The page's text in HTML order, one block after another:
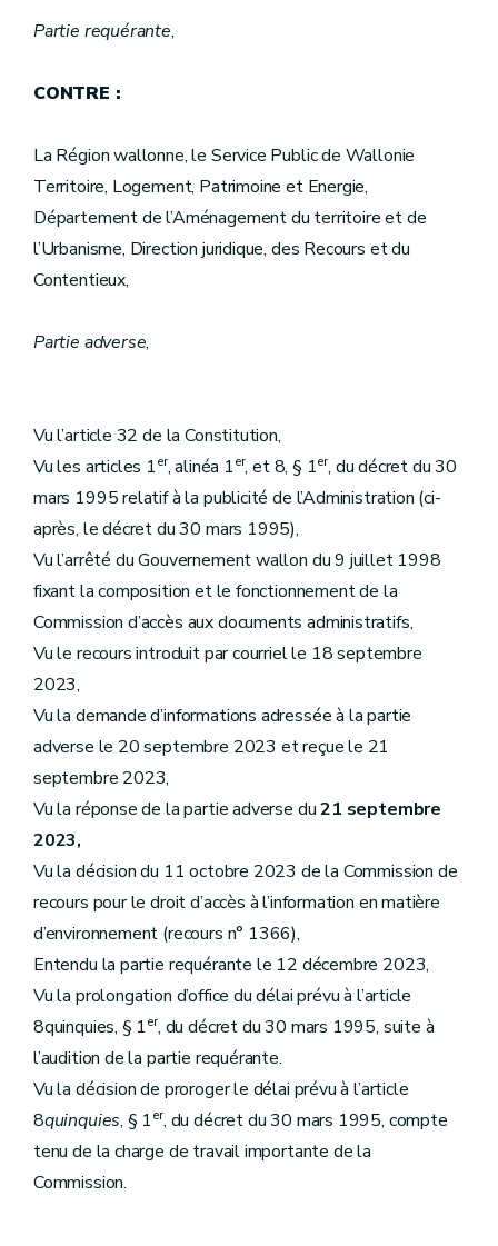
Partie requérante,
CONTRE :
La Région wallonne, le Service Public de Wallonie
Territoire, Logement, Patrimoine et Energie,
Département de l’Aménagement du territoire et de
l’Urbanisme, Direction juridique, des Recours et du
Contentieux,
Partie adverse,
Vu l’article 32 de la Constitution,
Vu les articles 1er, alinéa 1er, et 8, § 1er, du décret du 30
mars 1995 relatif à la publicité de l’Administration (ci-
après, le décret du 30 mars 1995),
Vu l’arrêté du Gouvernement wallon du 9 juillet 1998
fixant la composition et le fonctionnement de la
Commission d’accès aux documents administratifs,
Vu le recours introduit par courriel le 18 septembre
2023,
Vu la demande d’informations adressée à la partie
adverse le 20 septembre 2023 et reçue le 21
septembre 2023,
Vu la réponse de la partie adverse du21 septembre
2023,
Vu la décision du 11 octobre 2023 de la Commission de
recours pour le droit d’accès à l’information en matière
d’environnement (recours n° 1366),
Entendu la partie requérante le 12 décembre 2023,
Vu la prolongation d’office du délai prévu à l’article
8quinquies, § 1er, du décret du 30 mars 1995, suite à
l’audition de la partie requérante.
Vu la décision de proroger le délai prévu à l’article
8quinquies, § 1er, du décret du 30 mars 1995, compte
tenu de la charge de travail importante de la
Commission.